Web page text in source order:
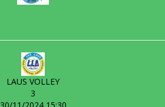
LAUS VOLLEY
3